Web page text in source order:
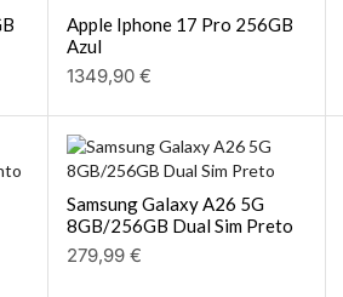
Apple Iphone 17 Pro 256GB
Azul
1349,90 €
Samsung Galaxy A26 5G
8GB/256GB Dual Sim Preto
279,99 €